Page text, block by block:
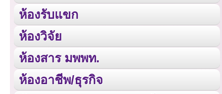
ห้องรับแขก
ห้องวิจัย
ห้องสาร มพพท.
ห้องอาชีพ/ธุรกิจ